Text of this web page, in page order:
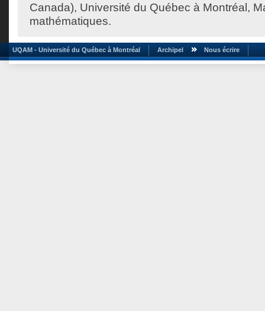
Canada), Université du Québec à Montréal,
mathématiques.
UQAM - Université du Québec à Montréal Archipel Nous écrire